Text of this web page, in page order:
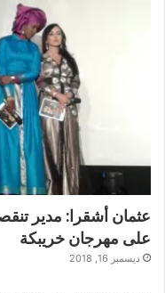
عثمان أشقرا: مدير
على مهرجان خريبكة
ديسمبر 16, 2018